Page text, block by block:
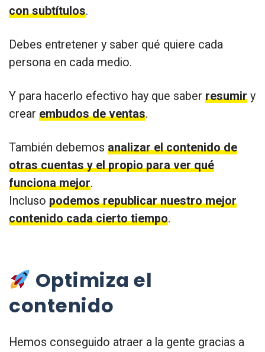
con subtítulos.
Debes entretener y saber qué quiere cada
persona en cada medio.
Y para hacerlo efectivo hay que saber resumir y
crear embudos de ventas.
También debemos analizar el contenido de
otras cuentas y el propio para ver qué
funciona mejor.
Incluso podemos republicar nuestro mejor
contenido cada cierto tiempo.
Optimiza el
contenido
Hemos conseguido atraer a la gente gracias a